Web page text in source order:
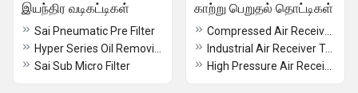
இயந்திர வடிகட்டிகள்
Sai Pneumatic Pre Filter
Sai Sub Micro Filter
காற்று பெறுதல் தொட்டிகள்
Industrial Air Receiver Tank